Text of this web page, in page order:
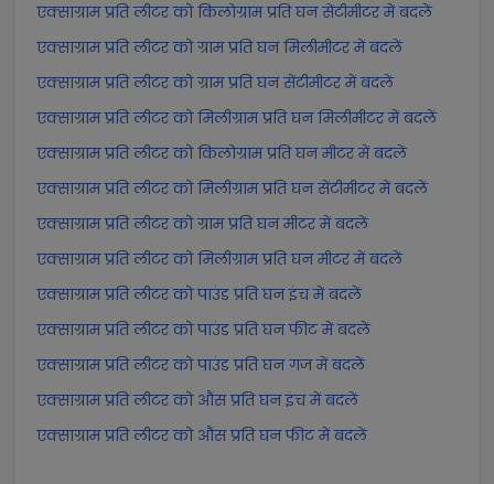
एक्साग्राम प्रति लीटर को किलोग्राम प्रति घन सेंटीमीटर में बदलें
एक्साग्राम प्रति लीटर को ग्राम प्रति घन मिलीमीटर में बदलें
एक्साग्राम प्रति लीटर को ग्राम प्रति घन सेंटीमीटर में बदलें
एक्साग्राम प्रति लीटर को मिलीग्राम प्रति घन मिलीमीटर में बदलें
एक्साग्राम प्रति लीटर को किलोग्राम प्रति घन मीटर में बदलें
एक्साग्राम प्रति लीटर को मिलीग्राम प्रति घन सेंटीमीटर में बदलें
एक्साग्राम प्रति लीटर को ग्राम प्रति घन मीटर में बदलें
एक्साग्राम प्रति लीटर को मिलीग्राम प्रति घन मीटर में बदलें
एक्साग्राम प्रति लीटर को पाउंड प्रति घन इंच में बदलें
एक्साग्राम प्रति लीटर को पाउंड प्रति घन फीट में बदलें
एक्साग्राम प्रति लीटर को पाउंड प्रति घन गज में बदलें
एक्साग्राम प्रति लीटर को औंस प्रति घन इंच में बदलें
एक्साग्राम प्रति लीटर को औंस प्रति घन फीट में बदलें